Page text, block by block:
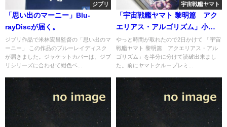
ジブリ
「思い出のマーニー」Blu-
rayDiscが届く。
ジブリ作品で米林宏昌監督の「思い出のマ
ーニー」 この作品のブルーレイディスク
が届きました。ジャケットカバーは、ジブ
リシリーズに合わせて紺色ベ...
宇宙戦艦ヤマト
「宇宙戦艦ヤマト 黎明篇 アク
エリアス・アルゴリズム」小説
を読み終えて
やっと時間が取れたので2日かけて 「宇宙
戦艦ヤマト 黎明篇 アクエリアス・アル
ゴリズム」を半分に分けて読破出来まし
た。前にヤマトクループレミ...